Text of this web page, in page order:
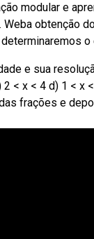
modular e
obtenção
e sua
< x < 4 d) 1 < x
frações e